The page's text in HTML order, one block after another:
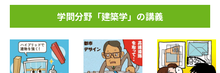
学問分野「建築学」の講義